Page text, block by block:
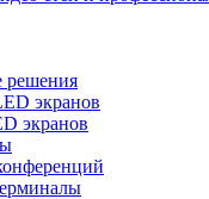
решения
экранов
экранов